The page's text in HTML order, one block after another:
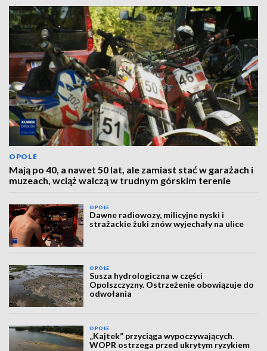
OPOLE
Mają po 40, a nawet 50 lat, ale zamiast stać w garażach i
muzeach, wciąż walczą w trudnym górskim terenie
OPOLE
Dawne radiowozy, milicyjne nyski i
strażackie żuki znów wyjechały na ulice
OPOLE
Susza hydrologiczna w części
Opolszczyzny. Ostrzeżenie obowiązuje do
odwołania
OPOLE
„Kajtek” przyciąga wypoczywających.
WOPR ostrzega przed ukrytym ryzykiem